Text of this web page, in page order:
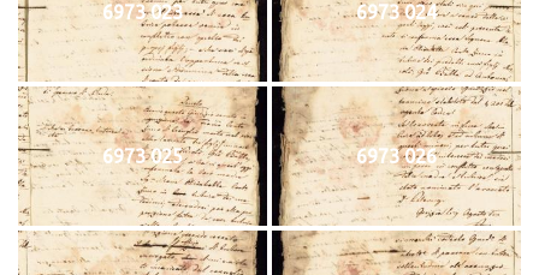
6973 023 6973 024
6973 025 6973 026